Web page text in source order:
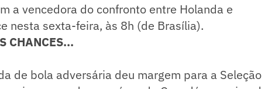
a vencedora do confronto entre Holanda e
nesta sexta-feira, às 8h (de Brasília).
CHANCES...
de bola adversária deu margem para a Seleção